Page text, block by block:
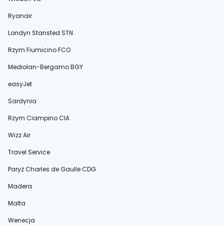
Ryanair
Londyn Stansted STN
Rzym Fiumicino FCO
Mediolan-Bergamo BGY
easyJet
Sardynia
Rzym Ciampino CIA
Wizz Air
Travel Service
Paryż Charles de Gaulle CDG
Madera
Malta
Wenecja